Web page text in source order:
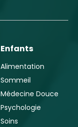
Enfants
Alimentation
Sommeil
Médecine Douce
Psychologie
Soins